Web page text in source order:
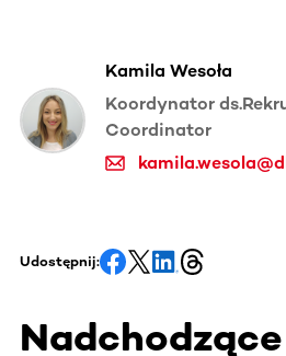
Kamila Wesoła
Koordynator
Coordinator
Udostępnij:
Nadchodzące